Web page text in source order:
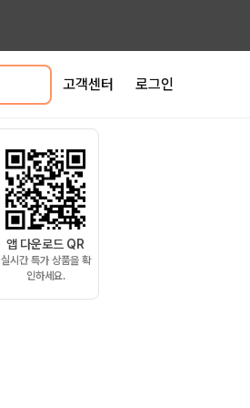
고객센터 로그인
앱 다운로드 QR
실시간 특가 상품을 확
인하세요.